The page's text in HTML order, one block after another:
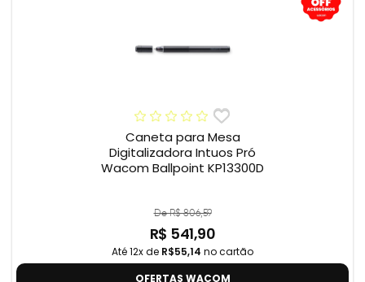
Caneta para Mesa
Digitalizadora Intuos Pró
Wacom Ballpoint KP13300D
De R$ 806,59
R$ 541,90
Até 12x de R$55,14 no cartão
OFERTAS WACOM